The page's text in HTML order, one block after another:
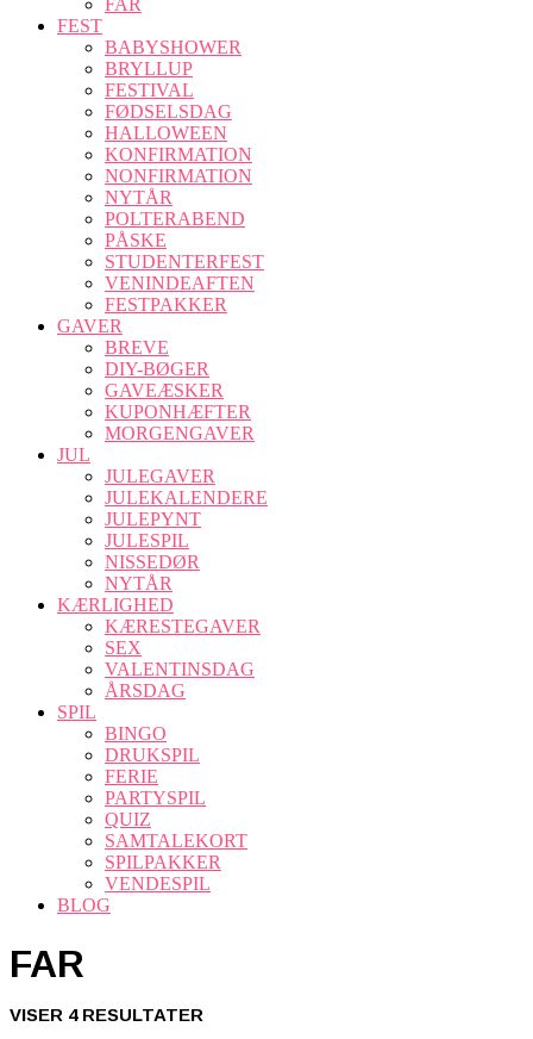
FAR
FEST
BABYSHOWER
BRYLLUP
FESTIVAL
FØDSELSDAG
HALLOWEEN
KONFIRMATION
NONFIRMATION
NYTÅR
POLTERABEND
PÅSKE
STUDENTERFEST
VENINDEAFTEN
FESTPAKKER
GAVER
BREVE
DIY-BØGER
GAVEÆSKER
KUPONHÆFTER
MORGENGAVER
JUL
JULEGAVER
JULEKALENDERE
JULEPYNT
JULESPIL
NISSEDØR
NYTÅR
KÆRLIGHED
KÆRESTEGAVER
SEX
VALENTINSDAG
ÅRSDAG
SPIL
BINGO
DRUKSPIL
FERIE
PARTYSPIL
QUIZ
SAMTALEKORT
SPILPAKKER
VENDESPIL
BLOG
FAR
VISER 4 RESULTATER